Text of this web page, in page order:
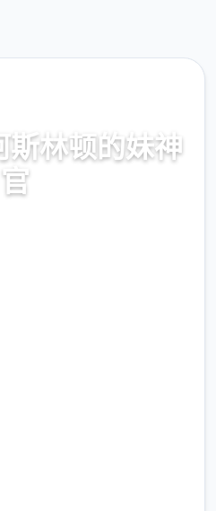
斯林顿的妹神
官
现行版降载，史之间上